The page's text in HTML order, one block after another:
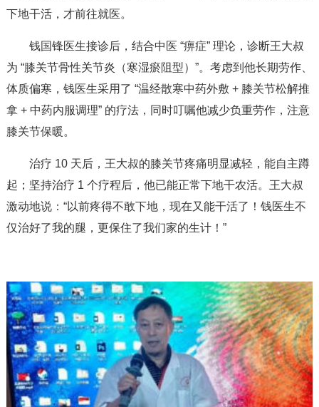
下地干活，才前往就医。
钱国锋医生接诊后，结合中医 “痹症” 理论，诊断王大叔
为 “膝关节骨性关节炎（寒湿瘀阻型）”。考虑到他长期劳作、
体质偏寒，钱医生采用了 “温经散寒中药外敷 + 膝关节松解推
拿 + 中药内服调理” 的疗法，同时叮嘱他减少负重劳作，注意
膝关节保暖。
治疗 10 天后，王大叔的膝关节疼痛明显减轻，能自主蹲
起；坚持治疗 1 个疗程后，他已能正常下地干农活。王大叔
激动地说：“以前疼得不敢下地，现在又能干活了！钱医生不
仅治好了我的腿，更保住了我们家的生计！”